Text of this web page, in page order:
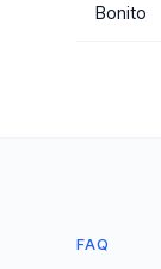
Bonito
FAQ